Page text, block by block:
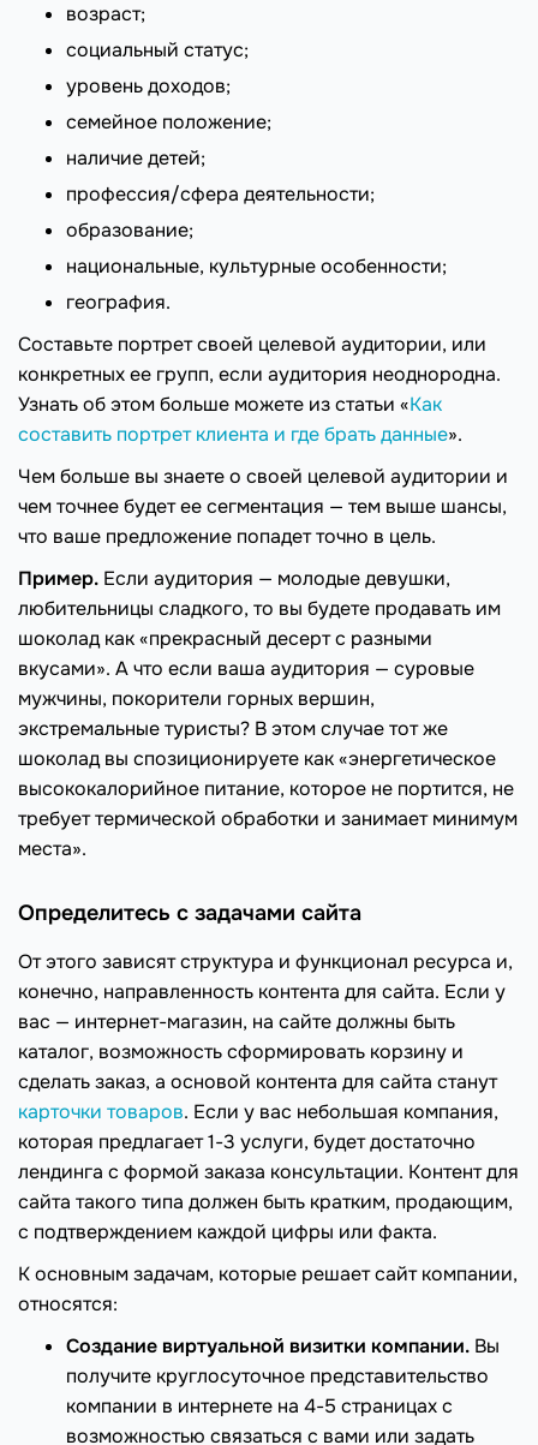
возраст;
социальный статус;
уровень доходов;
семейное положение;
наличие детей;
профессия/сфера деятельности;
образование;
национальные, культурные особенности;
география.
Составьте портрет своей целевой аудитории, или
конкретных ее групп, если аудитория неоднородна.
Узнать об этом больше можете из статьи «Как
составить портрет клиента и где брать данные».
Чем больше вы знаете о своей целевой аудитории и
чем точнее будет ее сегментация — тем выше шансы,
что ваше предложение попадет точно в цель.
Пример. Если аудитория — молодые девушки,
любительницы сладкого, то вы будете продавать им
шоколад как «прекрасный десерт с разными
вкусами». А что если ваша аудитория — суровые
мужчины, покорители горных вершин,
экстремальные туристы? В этом случае тот же
шоколад вы спозиционируете как «энергетическое
высококалорийное питание, которое не портится, не
требует термической обработки и занимает минимум
места».
Определитесь с задачами сайта
От этого зависят структура и функционал ресурса и,
конечно, направленность контента для сайта. Если у
вас — интернет-магазин, на сайте должны быть
каталог, возможность сформировать корзину и
сделать заказ, а основой контента для сайта станут
карточки товаров. Если у вас небольшая компания,
которая предлагает 1-3 услуги, будет достаточно
лендинга с формой заказа консультации. Контент для
сайта такого типа должен быть кратким, продающим,
с подтверждением каждой цифры или факта.
К основным задачам, которые решает сайт компании,
относятся:
Создание виртуальной визитки компании. Вы
получите круглосуточное представительство
компании в интернете на 4-5 страницах с
возможностью связаться с вами или задать